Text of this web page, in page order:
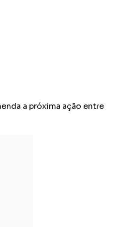
a próxima ação entre